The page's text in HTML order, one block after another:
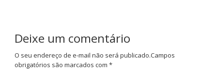
Deixe um comentário
O seu endereço de e-mail não será publicado.Campos
obrigatórios são marcados com *